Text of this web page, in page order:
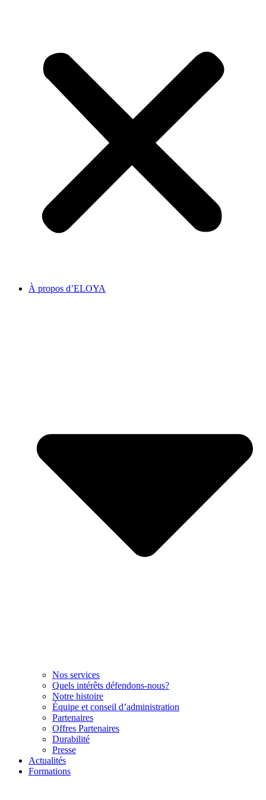
À propos d’ELOYA
Nos services
Quels intérêts défendons-nous?
Notre histoire
Équipe et conseil d’administration
Partenaires
Offres Partenaires
Durabilité
Presse
Actualités
Formations